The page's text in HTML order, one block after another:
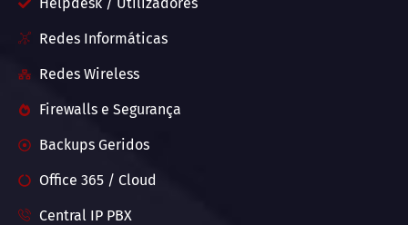
Redes Informáticas
Redes Wireless
Firewalls e Segurança
Backups Geridos
Office 365 / Cloud
Central IP PBX